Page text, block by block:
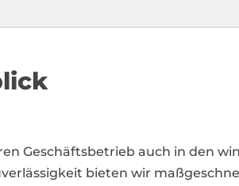
Geschäftsbetrieb auch in den
bieten wir